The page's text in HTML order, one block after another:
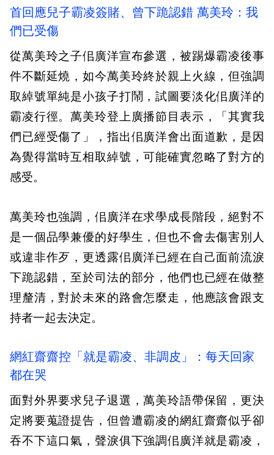
首回應兒子霸凌簽賭、曾下跪認錯 萬美玲：我
們已受傷
從萬美玲之子佀廣洋宣布參選，被踢爆霸凌後事
件不斷延燒，如今萬美玲終於親上火線，但強調
取綽號單純是小孩子打鬧，試圖要淡化佀廣洋的
霸凌行徑。萬美玲登上廣播節目表示，「其實我
們已經受傷了」，指出佀廣洋會出面道歉，是因
為覺得當時互相取綽號，可能確實忽略了對方的
感受。
萬美玲也強調，佀廣洋在求學成長階段，絕對不
是一個品學兼優的好學生，但也不會去傷害別人
或違非作歹，更透露佀廣洋已經在自己面前流淚
下跪認錯，至於司法的部分，他們也已經在做整
理釐清，對於未來的路會怎麼走，他應該會跟支
持者一起去決定。
網紅齋齋控「就是霸凌、非調皮」：每天回家
都在哭
面對外界要求兒子退選，萬美玲語帶保留，更決
定將要蒐證提告，但曾遭霸凌的網紅齋齋似乎卻
吞不下這口氣，聲淚俱下強調佀廣洋就是霸凌，